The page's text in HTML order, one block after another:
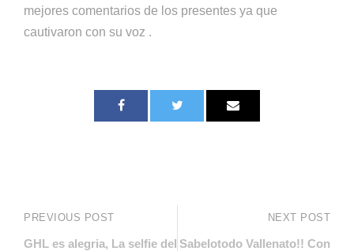
mejores comentarios de los presentes ya que
cautivaron con su voz .
PREVIOUS POST
GHL es alegria, La selfie del
NEXT POST
Sabelotodo Vallenato!! Con